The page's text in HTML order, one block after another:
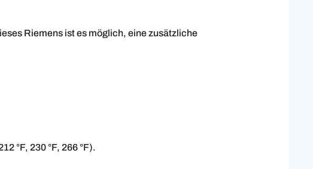
Riemens ist es möglich, eine zusätzliche
°F, 230 °F, 266 °F).